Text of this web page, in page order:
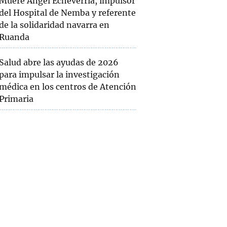
Hospital de Nemba y referente
la solidaridad navarra en
abre las ayudas de 2026
impulsar la investigación
en los centros de Atención